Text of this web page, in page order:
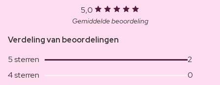
5,0
Gemiddelde beoordeling
Verdeling van beoordelingen
5 sterren
2
4 sterren
0